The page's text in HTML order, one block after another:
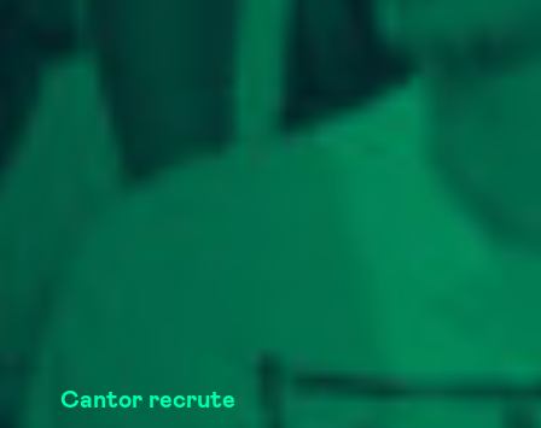
Cantor recrute